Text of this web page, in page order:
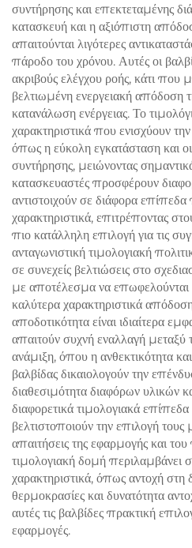
συντήρησης και επεκτεταμένης
κατασκευή και η αξιόπιστη
απαιτούνται λιγότερες
πάροδο του χρόνου. Αυτές οι
ακριβούς ελέγχου ροής, κάτι που
βελτιωμένη ενεργειακή απόδοση
κατανάλωση ενέργειας. Το
χαρακτηριστικά που ενισχύουν την
όπως η εύκολη εγκατάσταση και
συντήρησης, μειώνοντας
κατασκευαστές προσφέρουν
αντιστοιχούν σε διάφορα επίπεδα
χαρακτηριστικά, επιτρέποντας
πιο κατάλληλη επιλογή για τις
ανταγωνιστική τιμολογιακή
σε συνεχείς βελτιώσεις στο
με αποτέλεσμα να επωφελούνται
καλύτερα χαρακτηριστικά
αποδοτικότητα είναι ιδιαίτερα
απαιτούν συχνή εναλλαγή
ανάμιξη, όπου η ανθεκτικότητα
βαλβίδας δικαιολογούν την
διαθεσιμότητα διαφόρων υλικών
διαφορετικά τιμολογιακά
βελτιστοποιούν την επιλογή τους
απαιτήσεις της εφαρμογής και
τιμολογιακή δομή περιλαμβάνει
χαρακτηριστικά, όπως αντοχή
θερμοκρασίες και δυνατότητα
αυτές τις βαλβίδες πρακτική
εφαρμογές.